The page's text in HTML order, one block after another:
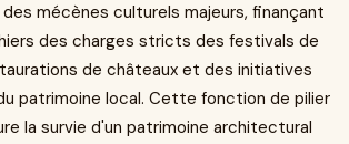
mécènes culturels majeurs, finançant
des charges stricts des festivals de
de châteaux et des initiatives
patrimoine local. Cette fonction de pilier
la survie d'un patrimoine architectural